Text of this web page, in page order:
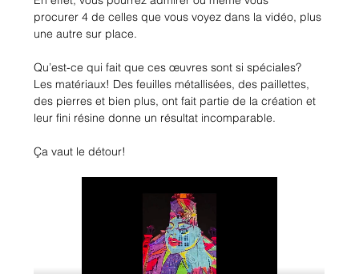
procurer 4 de celles que vous voyez dans la vidéo, plus
une autre sur place.
Qu’est-ce qui fait que ces œuvres sont si spéciales?
Les matériaux! Des feuilles métallisées, des paillettes,
des pierres et bien plus, ont fait partie de la création et
leur fini résine donne un résultat incomparable.
Ça vaut le détour!